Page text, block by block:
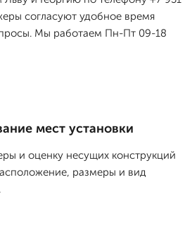
согласуют удобное время
Мы работаем Пн-Пт 09-18
мест установки
и оценку несущих конструкций
размеры и вид